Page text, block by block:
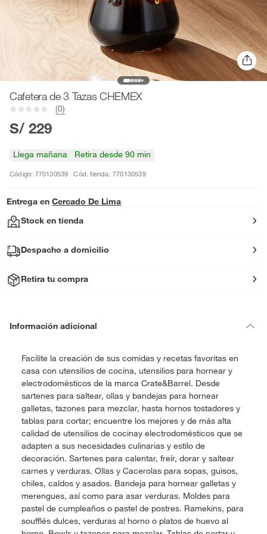
Cafetera de 3 Tazas CHEMEX
(0)
S/ 229
Llega mañana Retira desde 90 min
Código: 770130539 Cód. tienda: 770130539
Entrega en Cercado De Lima
Stock en tienda
Despacho a domicilio
Retira tu compra
Información adicional
Facilite la creación de sus comidas y recetas favoritas en
casa con utensilios de cocina, utensilios para hornear y
electrodomésticos de la marca Crate&Barrel. Desde
sartenes para saltear, ollas y bandejas para hornear
galletas, tazones para mezclar, hasta hornos tostadores y
tablas para cortar; encuentre los mejores y de más alta
calidad de utensilios de cocinay electrodomésticos que se
adapten a sus necesidades culinarias y estilo de
decoración. Sartenes para calentar, freír, dorar y saltear
carnes y verduras. Ollas y Cacerolas para sopas, guisos,
chiles, caldos y asados. Bandeja para hornear galletas y
merengues, así como para asar verduras. Moldes para
pastel de cumpleaños o pastel de postres. Ramekins, para
soufflés dulces, verduras al horno o platos de huevo al